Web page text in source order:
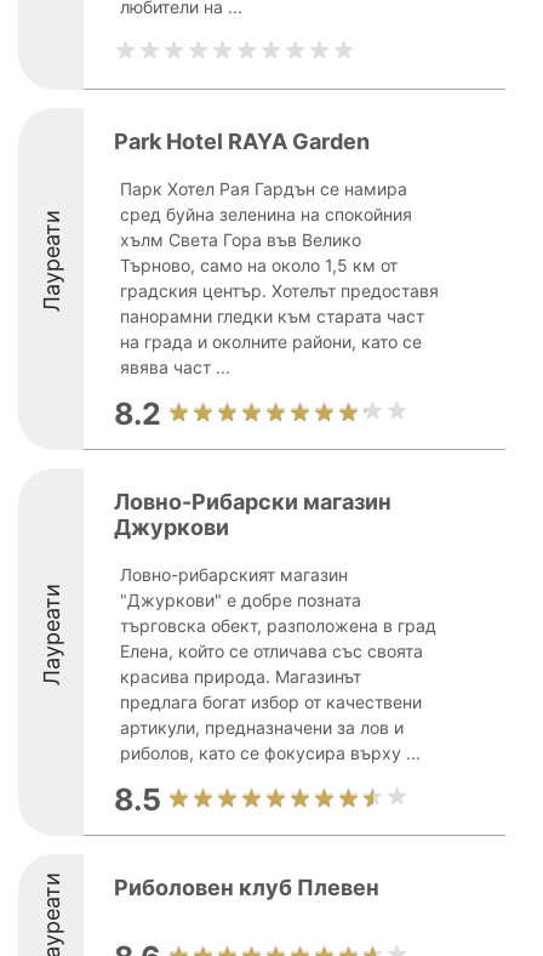
любители на ...
Лауреати
Park Hotel RAYA Garden
Парк Хотел Рая Гардън се намира
сред буйна зеленина на спокойния
хълм Света Гора във Велико
Търново, само на около 1,5 км от
градския център. Хотелът предоставя
панорамни гледки към старата част
на града и околните райони, като се
явява част ...
8.2
Лауреати
Ловно-Рибарски магазин
Джуркови
Ловно-рибарският магазин
"Джуркови" е добре позната
търговска обект, разположена в град
Елена, който се отличава със своята
красива природа. Магазинът
предлага богат избор от качествени
артикули, предназначени за лов и
риболов, като се фокусира върху ...
8.5
Лауреати Риболовен клуб Плевен